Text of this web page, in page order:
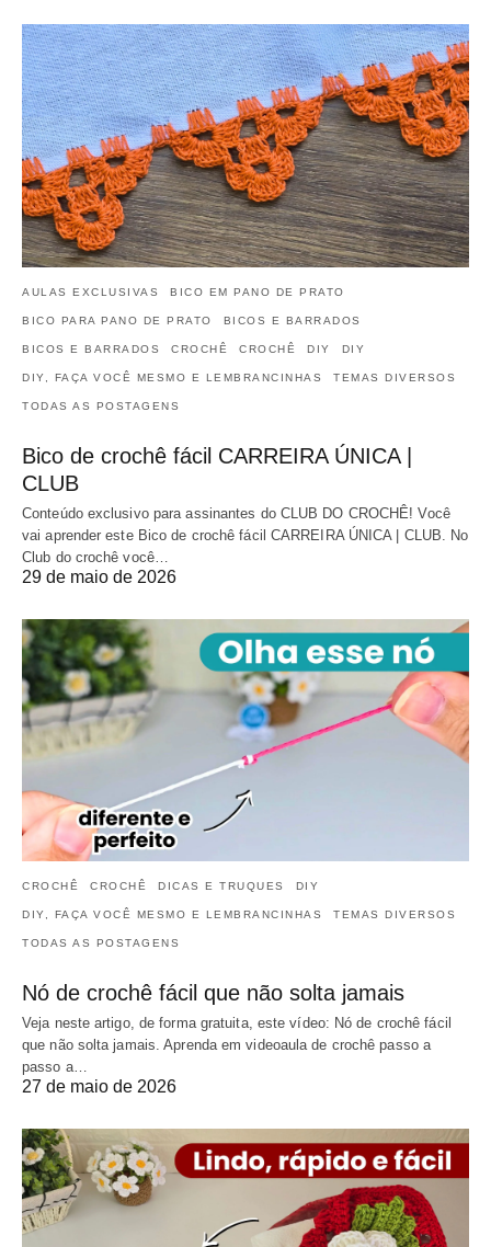
AULAS EXCLUSIVAS BICO EM PANO DE PRATO
BICO PARA PANO DE PRATO BICOS E BARRADOS
BICOS E BARRADOS CROCHÊ CROCHÊ DIY DIY
DIY, FAÇA VOCÊ MESMO E LEMBRANCINHAS TEMAS DIVERSOS
TODAS AS POSTAGENS
Bico de crochê fácil CARREIRA ÚNICA |
CLUB
Conteúdo exclusivo para assinantes do CLUB DO CROCHÊ! Você
vai aprender este Bico de crochê fácil CARREIRA ÚNICA | CLUB. No
Club do crochê você…
29 de maio de 2026
CROCHÊ CROCHÊ DICAS E TRUQUES DIY
DIY, FAÇA VOCÊ MESMO E LEMBRANCINHAS TEMAS DIVERSOS
TODAS AS POSTAGENS
Nó de crochê fácil que não solta jamais
Veja neste artigo, de forma gratuita, este vídeo: Nó de crochê fácil
que não solta jamais. Aprenda em videoaula de crochê passo a
passo a…
27 de maio de 2026